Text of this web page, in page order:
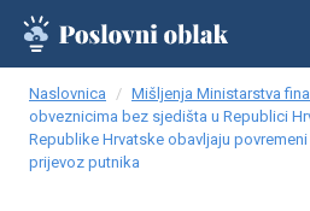
Naslovnica Mišljenja Ministarstva
obveznicima bez sjedišta u Republici
Republike Hrvatske obavljaju
prijevoz putnika